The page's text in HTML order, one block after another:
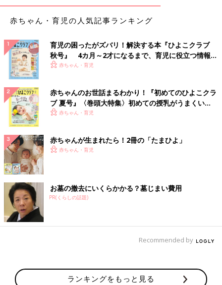
出典：Instagramアカウント「home_kagaya_o1」
home_kagaya_o1さんがやっているのはシンクの排水口に蓋をし
て40～50度くらいのお湯をため、一気に流すこそうじ（小掃
除）ワザ。こちらの方はダイソーのシリコン蓋を使っているそう
ですが、ビニール袋を止栓がわりにすることもできるとか！
座ったままできちゃうリモコン掃除
赤ちゃん・育児の人気記事ランキング
育児の困ったがズバリ！解決する本『ひよこクラブ
秋号』 4カ月～2才になるまで、育児に役立つ情報が
いっぱい！
赤ちゃん・育児
赤ちゃんのお世話まるわかり！『初めてのひよこクラ
ブ 夏号』〈巻頭大特集〉初めての授乳がうまくい
く！ おっぱい・ミルクの基本と夏のトラブル 解決テ
赤ちゃん・育児
赤ちゃんが生まれたら！2冊の「たまひよ」
赤ちゃん・育児
お墓の撤去にいくらかかる？墓じまい費用
PR(くらしの話題)
Recommended by
ランキングをもっと見る